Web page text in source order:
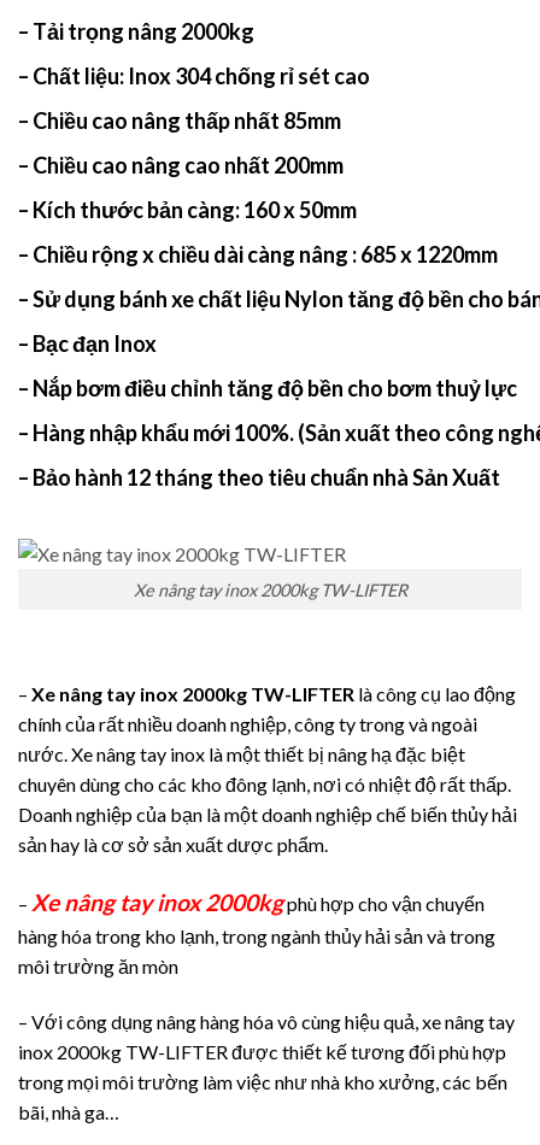
– Tải trọng nâng 2000kg
– Chất liệu: Inox 304 chống rỉ sét cao
– Chiều cao nâng thấp nhất 85mm
– Chiều cao nâng cao nhất 200mm
– Kích thước bản càng: 160 x 50mm
– Chiều rộng x chiều dài càng nâng : 685 x 1220mm
– Sử dụng bánh xe chất liệu Nylon tăng độ bền cho
– Bạc đạn Inox
– Nắp bơm điều chỉnh tăng độ bền cho bơm thuỷ lực
– Hàng nhập khẩu mới 100%. (Sản xuất theo công
– Bảo hành 12 tháng theo tiêu chuẩn nhà Sản Xuất
Xe nâng tay inox 2000kg TW-LIFTER
– Xe nâng tay inox 2000kg TW-LIFTER là công cụ lao động
chính của rất nhiều doanh nghiệp, công ty trong và ngoài
nước. Xe nâng tay inox là một thiết bị nâng hạ đặc biệt
chuyên dùng cho các kho đông lạnh, nơi có nhiệt độ rất thấp.
Doanh nghiệp của bạn là một doanh nghiệp chế biến thủy hải
sản hay là cơ sở sản xuất dược phẩm.
– Xe nâng tay inox 2000kgphù hợp cho vận chuyển
hàng hóa trong kho lạnh, trong ngành thủy hải sản và trong
môi trường ăn mòn
– Với công dụng nâng hàng hóa vô cùng hiệu quả, xe nâng tay
inox 2000kg TW-LIFTER được thiết kế tương đối phù hợp
trong mọi môi trường làm việc như nhà kho xưởng, các bến
bãi, nhà ga…